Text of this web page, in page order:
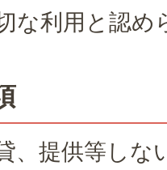
な利用と認め
、提供等しな